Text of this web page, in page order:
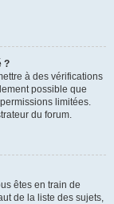
?
à des vérifications
possible que
limitées.
du forum.
êtes en train de
de la liste des sujets,